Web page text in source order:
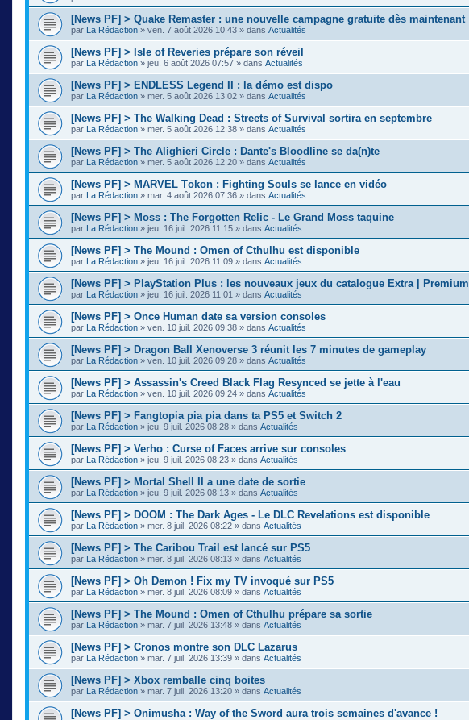
[News PF] > Quake Remaster : une nouvelle campagne gratuite dès maintenant
par La Rédaction » ven. 7 août 2026 10:43 » dans Actualités
[News PF] > Isle of Reveries prépare son réveil
par La Rédaction » jeu. 6 août 2026 07:57 » dans Actualités
[News PF] > ENDLESS Legend II : la démo est dispo
par La Rédaction » mer. 5 août 2026 13:02 » dans Actualités
[News PF] > The Walking Dead : Streets of Survival sortira en septembre
par La Rédaction » mer. 5 août 2026 12:38 » dans Actualités
[News PF] > The Alighieri Circle : Dante's Bloodline se da(n)te
par La Rédaction » mer. 5 août 2026 12:20 » dans Actualités
[News PF] > MARVEL Tōkon : Fighting Souls se lance en vidéo
par La Rédaction » mar. 4 août 2026 07:36 » dans Actualités
[News PF] > Moss : The Forgotten Relic - Le Grand Moss taquine
par La Rédaction » jeu. 16 juil. 2026 11:15 » dans Actualités
[News PF] > The Mound : Omen of Cthulhu est disponible
par La Rédaction » jeu. 16 juil. 2026 11:09 » dans Actualités
[News PF] > PlayStation Plus : les nouveaux jeux du catalogue Extra | Premium
par La Rédaction » jeu. 16 juil. 2026 11:01 » dans Actualités
[News PF] > Once Human date sa version consoles
par La Rédaction » ven. 10 juil. 2026 09:38 » dans Actualités
[News PF] > Dragon Ball Xenoverse 3 réunit les 7 minutes de gameplay
par La Rédaction » ven. 10 juil. 2026 09:28 » dans Actualités
[News PF] > Assassin's Creed Black Flag Resynced se jette à l'eau
par La Rédaction » ven. 10 juil. 2026 09:24 » dans Actualités
[News PF] > Fangtopia pia pia dans ta PS5 et Switch 2
par La Rédaction » jeu. 9 juil. 2026 08:28 » dans Actualités
[News PF] > Verho : Curse of Faces arrive sur consoles
par La Rédaction » jeu. 9 juil. 2026 08:23 » dans Actualités
[News PF] > Mortal Shell II a une date de sortie
par La Rédaction » jeu. 9 juil. 2026 08:13 » dans Actualités
[News PF] > DOOM : The Dark Ages - Le DLC Revelations est disponible
par La Rédaction » mer. 8 juil. 2026 08:22 » dans Actualités
[News PF] > The Caribou Trail est lancé sur PS5
par La Rédaction » mer. 8 juil. 2026 08:13 » dans Actualités
[News PF] > Oh Demon ! Fix my TV invoqué sur PS5
par La Rédaction » mer. 8 juil. 2026 08:09 » dans Actualités
[News PF] > The Mound : Omen of Cthulhu prépare sa sortie
par La Rédaction » mar. 7 juil. 2026 13:48 » dans Actualités
[News PF] > Cronos montre son DLC Lazarus
par La Rédaction » mar. 7 juil. 2026 13:39 » dans Actualités
[News PF] > Xbox remballe cinq boites
par La Rédaction » mar. 7 juil. 2026 13:20 » dans Actualités
[News PF] > Onimusha : Way of the Sword aura trois semaines d'avance !